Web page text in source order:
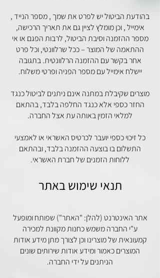
בהודעת הביטול יש לפרט את שמך , מספר הנייד ,
אימייל , וכן מומלץ לציין גם את תאריך הרכישה,
מספר ההזמנה וסיבת הביטול, לרבות הפגם או אי
ההתאמה של המוצר – ככל שרלוונטי, וכל פרט
אחר בקשר עם ההזמנה הרלוונטית. בתגובה
יישלח אימייל עם מספר הפניה ופרטי משלוח.
מוצרים שקיבלת במתנה אינם ניתנים לביטול כנגד
החזר כספי אלא כנגד החלפה בלבד, בהתאם
למלאי הזמין באותה עת אצל החברה.
כל זיכוי כספי יועבר לכרטיס האשראי או לאמצעי
התשלום בו בוצעה ההזמנה בלבד, ובהתאם
ללוחות הזמנים של חברת האשראי.
תנאי שימוש באתר
אתר האינטרנט (להלן: "האתר") שפותח ומופעל
ע"י החברה משמש כחנות מקוונת למכירה
קמעונאית של מוצרינו וכן לצורך מתן מידע אודות
המוצרים כאמור ומידע אודות שירותים שונים
הניתנים על ידי החברה.